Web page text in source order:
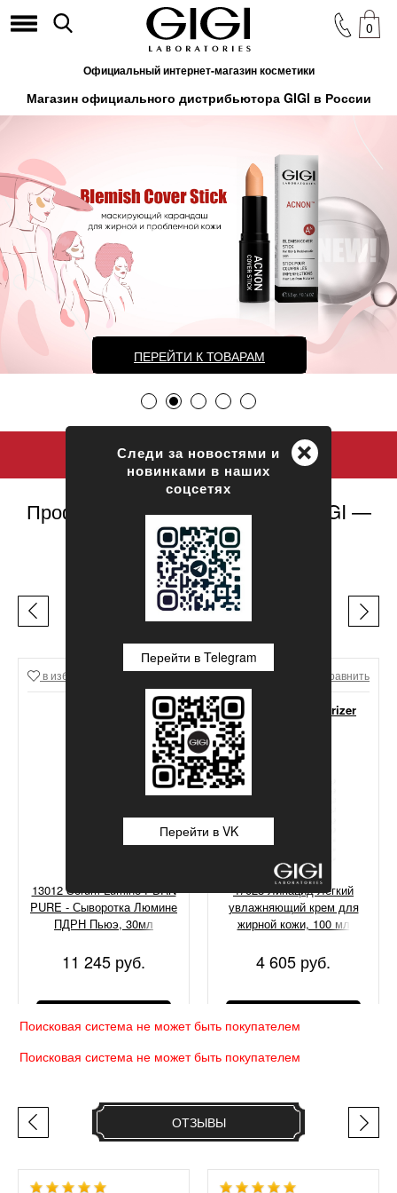
Официальный интернет-магазин косметики
0
Магазин официального дистрибьютора GIGI в России
ПЕРЕЙТИ К ТОВАРАМ
Профессиональная косметика GIGI —
официальный сайт
ЛЕГЕНДЫ GIGI
в избранное Сравнить
13012 Serum Lumine PDRN
PURE - Сыворотка Люмине
ПДРН Пьюэ, 30мл
11 245 руб.
в избранное Сравнить
GIGI Lipacid Moisturizer
For Oily Skin
47028 Липацид Легкий
увлажняющий крем для
жирной кожи, 100 мл
4 605 руб.
Поисковая система не может быть покупателем
Поисковая система не может быть покупателем
ОТЗЫВЫ
+
Следи за новостями и
новинками в наших
соцсетях
Перейти в Telegram
Перейти в VK